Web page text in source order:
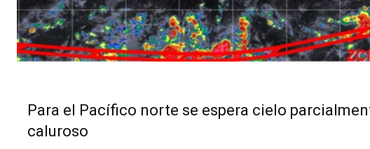
Para el Pacífico norte se espera cielo
caluroso